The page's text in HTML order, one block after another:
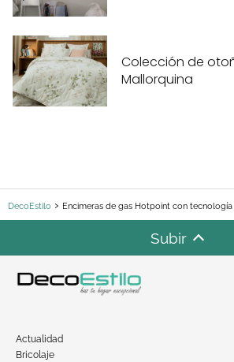
Colección de
Mallorquina
DecoEstilo Encimeras de gas Hotpoint con
Subir
Actualidad
Bricolaje